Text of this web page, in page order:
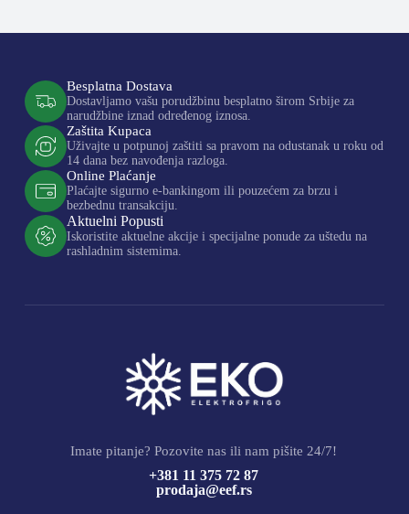
Besplatna Dostava
Dostavljamo vašu porudžbinu besplatno širom Srbije za
narudžbine iznad određenog iznosa.
Zaštita Kupaca
Uživajte u potpunoj zaštiti sa pravom na odustanak u roku od
14 dana bez navođenja razloga.
Online Plaćanje
Plaćajte sigurno e-bankingom ili pouzećem za brzu i
bezbednu transakciju.
Aktuelni Popusti
Iskoristite aktuelne akcije i specijalne ponude za uštedu na
rashladnim sistemima.
Imate pitanje? Pozovite nas ili nam pišite 24/7!
+381 11 375 72 87
prodaja@eef.rs